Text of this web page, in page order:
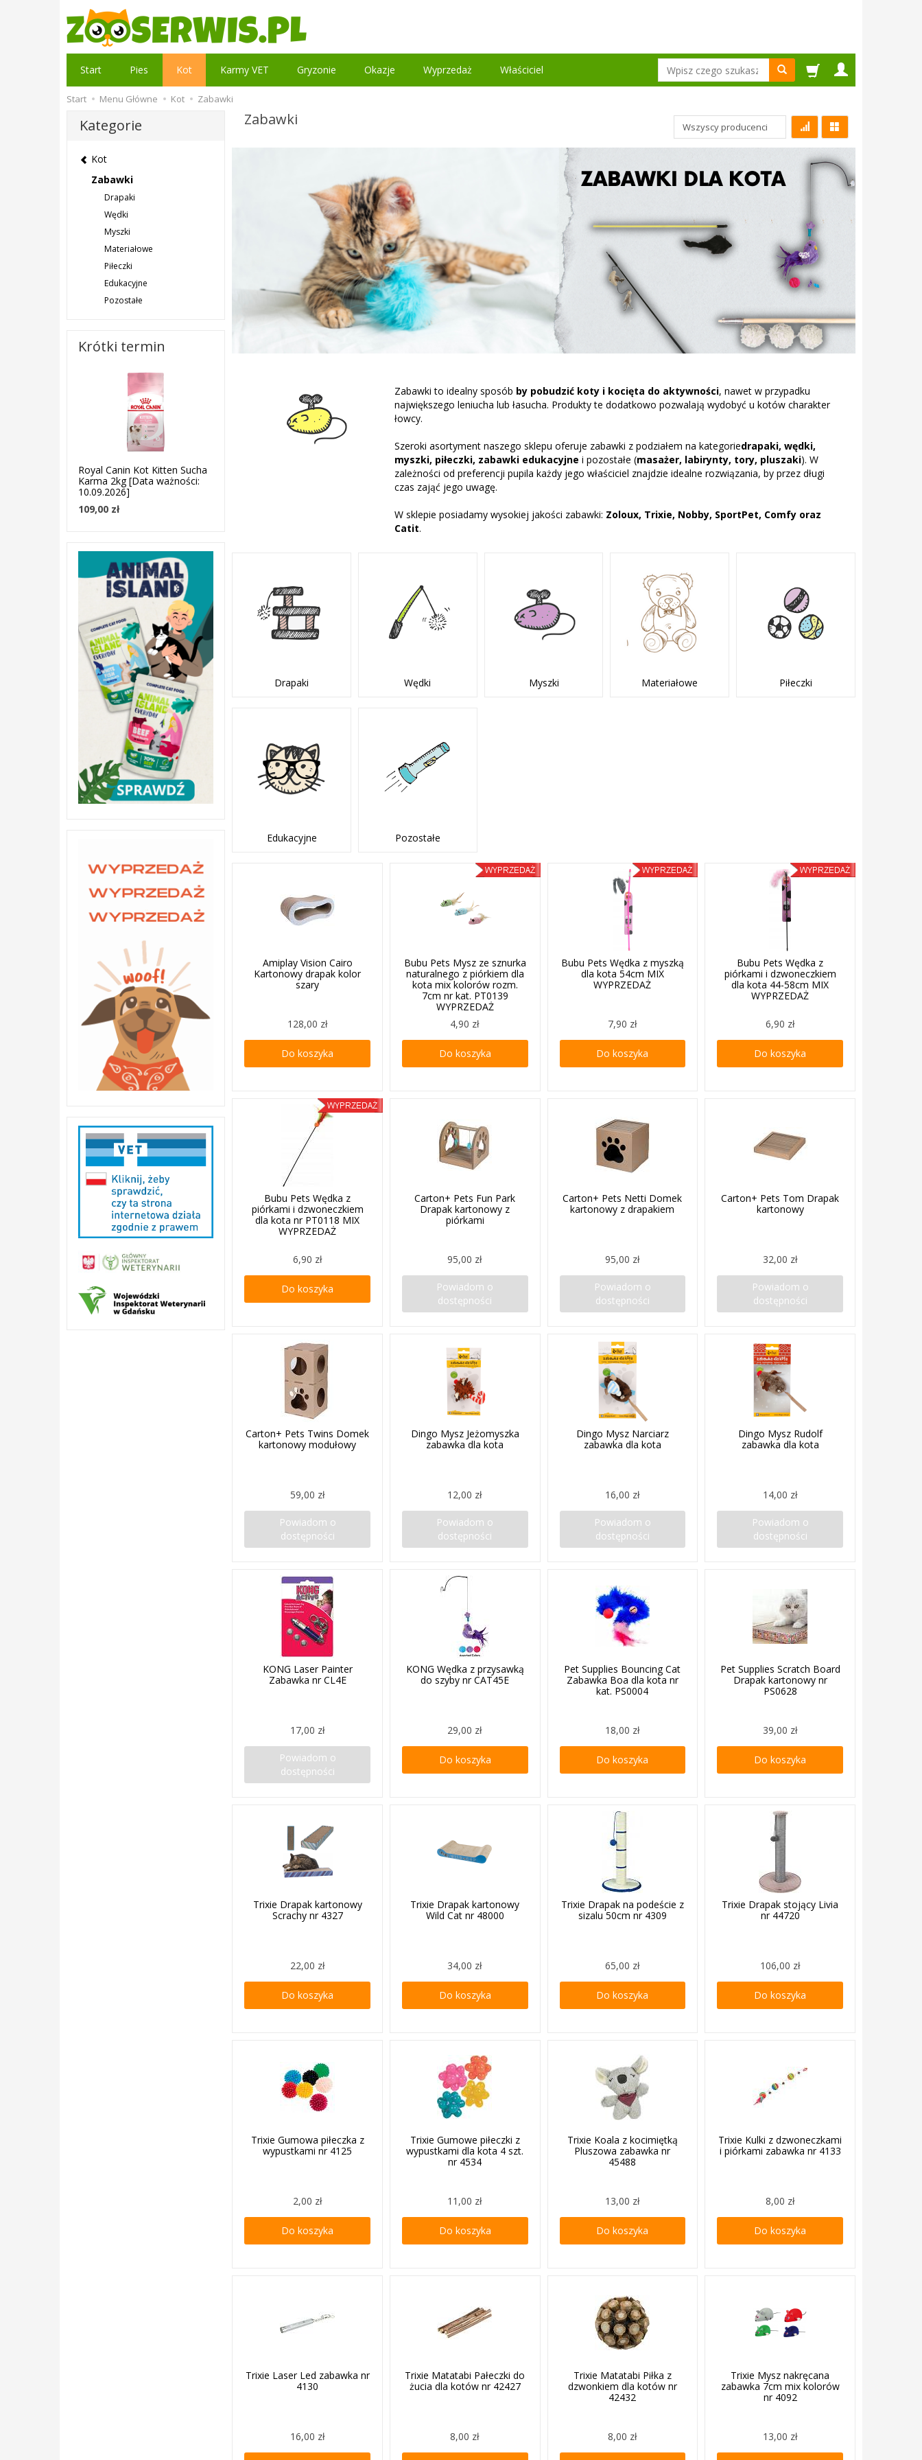
Wyszukaj
Start Pies Kot Karmy VET Gryzonie Okazje Wyprzedaż Właściciel
Start Menu Główne Kot Zabawki
Zabawki
Zabawki to idealny sposób by pobudzić koty i kocięta do aktywności, nawet w przypadku
największego leniucha lub łasucha. Produkty te dodatkowo pozwalają wydobyć u kotów charakter
łowcy.
Szeroki asortyment naszego sklepu oferuje zabawki z podziałem na kategoriedrapaki, wędki,
myszki, piłeczki, zabawki edukacyjne i pozostałe (masażer, labirynty, tory, pluszaki). W
zależności od preferencji pupila każdy jego właściciel znajdzie idealne rozwiązania, by przez długi
czas zająć jego uwagę.
W sklepie posiadamy wysokiej jakości zabawki: Zoloux, Trixie, Nobby, SportPet, Comfy oraz
Catit.
Drapaki Wędki Myszki Materiałowe Piłeczki
Edukacyjne Pozostałe
Amiplay Vision Cairo
Kartonowy drapak kolor
szary
128,00 zł
Do koszyka
Bubu Pets Mysz ze sznurka
naturalnego z piórkiem dla
kota mix kolorów rozm.
7cm nr kat. PT0139
WYPRZEDAŻ
4,90 zł
Do koszyka
Bubu Pets Wędka z myszką
dla kota 54cm MIX
WYPRZEDAŻ
7,90 zł
Do koszyka
Bubu Pets Wędka z
piórkami i dzwoneczkiem
dla kota 44-58cm MIX
WYPRZEDAŻ
6,90 zł
Do koszyka
Bubu Pets Wędka z
piórkami i dzwoneczkiem
dla kota nr PT0118 MIX
WYPRZEDAŻ
6,90 zł
Do koszyka
Carton+ Pets Fun Park
Drapak kartonowy z
piórkami
95,00 zł
Powiadom o
dostępności
Carton+ Pets Netti Domek
kartonowy z drapakiem
95,00 zł
Powiadom o
dostępności
Carton+ Pets Tom Drapak
kartonowy
32,00 zł
Powiadom o
dostępności
Carton+ Pets Twins Domek
kartonowy modułowy
59,00 zł
Powiadom o
dostępności
Dingo Mysz Jeżomyszka
zabawka dla kota
12,00 zł
Powiadom o
dostępności
Dingo Mysz Narciarz
zabawka dla kota
16,00 zł
Powiadom o
dostępności
Dingo Mysz Rudolf
zabawka dla kota
14,00 zł
Powiadom o
dostępności
KONG Laser Painter
Zabawka nr CL4E
17,00 zł
Powiadom o
dostępności
KONG Wędka z przysawką
do szyby nr CAT45E
29,00 zł
Do koszyka
Pet Supplies Bouncing Cat
Zabawka Boa dla kota nr
kat. PS0004
18,00 zł
Do koszyka
Pet Supplies Scratch Board
Drapak kartonowy nr
PS0628
39,00 zł
Do koszyka
Trixie Drapak kartonowy
Scrachy nr 4327
22,00 zł
Do koszyka
Trixie Drapak kartonowy
Wild Cat nr 48000
34,00 zł
Do koszyka
Trixie Drapak na podeście z
sizalu 50cm nr 4309
65,00 zł
Do koszyka
Trixie Drapak stojący Livia
nr 44720
106,00 zł
Do koszyka
Trixie Gumowa piłeczka z
wypustkami nr 4125
2,00 zł
Do koszyka
Trixie Gumowe piłeczki z
wypustkami dla kota 4 szt.
nr 4534
11,00 zł
Do koszyka
Trixie Koala z kocimiętką
Pluszowa zabawka nr
45488
13,00 zł
Do koszyka
Trixie Kulki z dzwoneczkami
i piórkami zabawka nr 4133
8,00 zł
Do koszyka
Trixie Laser Led zabawka nr
4130
16,00 zł
Trixie Matatabi Pałeczki do
żucia dla kotów nr 42427
8,00 zł
Trixie Matatabi Piłka z
dzwonkiem dla kotów nr
42432
8,00 zł
Trixie Mysz nakręcana
zabawka 7cm mix kolorów
nr 4092
13,00 zł
Kategorie
Kot
Zabawki
Drapaki
Wędki
Myszki
Materiałowe
Piłeczki
Edukacyjne
Pozostałe
Krótki termin
Royal Canin Kot Kitten Sucha
Karma 2kg [Data ważności:
10.09.2026]
109,00 zł